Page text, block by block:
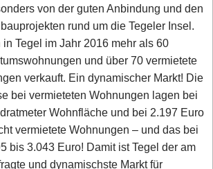
von der guten Anbindung und den
rund um die Tegeler Insel.
Tegel im Jahr 2016 mehr als 60
und über 70 vermietete
verkauft. Ein dynamischer Markt! Die
bei vermieteten Wohnungen lagen bei
Wohnfläche und bei 2.197 Euro
vermietete Wohnungen – und das bei
bis 3.043 Euro! Damit ist Tegel der am
und dynamischste Markt für